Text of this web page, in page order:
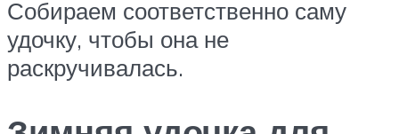
Собираем соответственно саму
удочку, чтобы она не
раскручивалась.